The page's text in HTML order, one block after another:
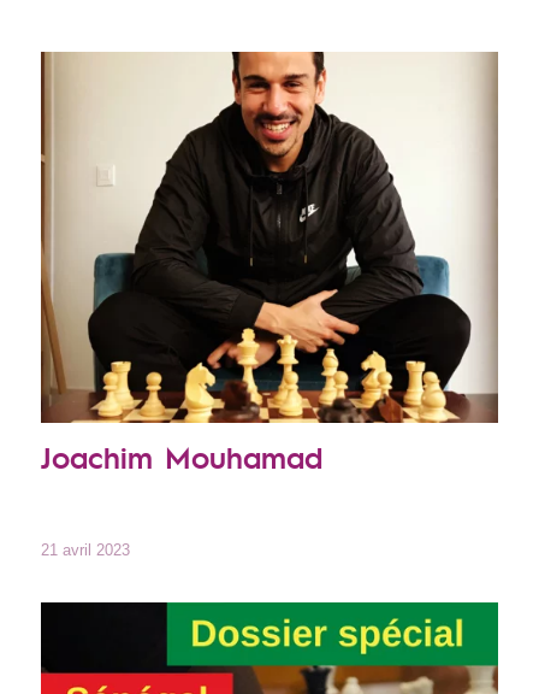
Joachim Mouhamad
21 avril 2023